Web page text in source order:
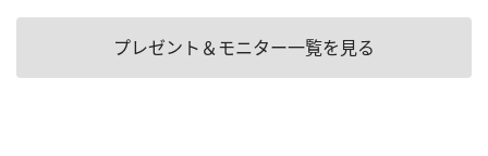
プレゼント＆モニター一覧を見る